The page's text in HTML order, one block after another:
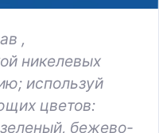
,
никелевых
используй
цветов:
бежево-